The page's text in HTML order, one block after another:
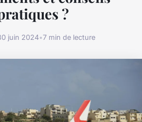
?
juin 2024•7 min de lecture